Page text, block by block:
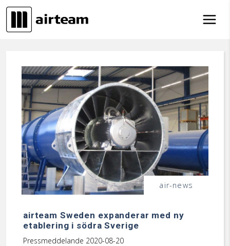
Hoppa till innehåll
air-news
airteam Sweden expanderar med ny
etablering i södra Sverige
Pressmeddelande 2020-08-20